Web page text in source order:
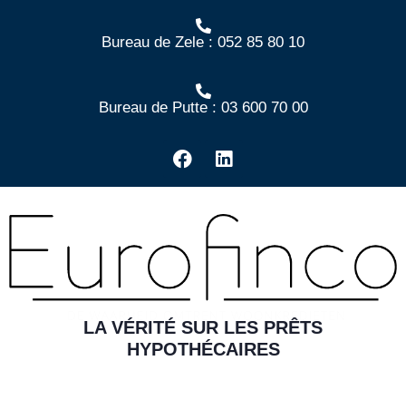
Bureau de Zele : 052 85 80 10
Bureau de Putte : 03 600 70 00
LA VÉRITÉ SUR LES PRÊTS
HYPOTHÉCAIRES